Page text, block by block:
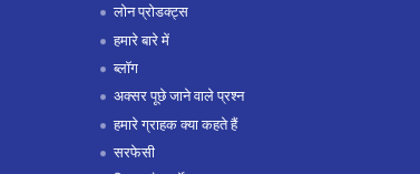
लोन प्रोडक्ट्स
हमारे बारे में
ब्लॉग
अक्सर पूछे जाने वाले प्रश्न
हमारे ग्राहक क्या कहते हैं
सरफेसी